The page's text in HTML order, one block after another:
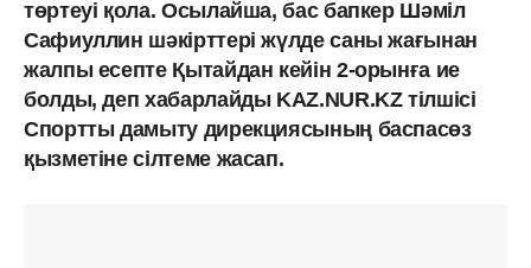
төртеуі қола. Осылайша, бас бапкер Шәміл
Сафиуллин шәкірттері жүлде саны жағынан
жалпы есепте Қытайдан кейін 2-орынға ие
болды, деп хабарлайды KAZ.NUR.KZ тілшісі
Спортты дамыту дирекциясының баспасөз
қызметіне сілтеме жасап.